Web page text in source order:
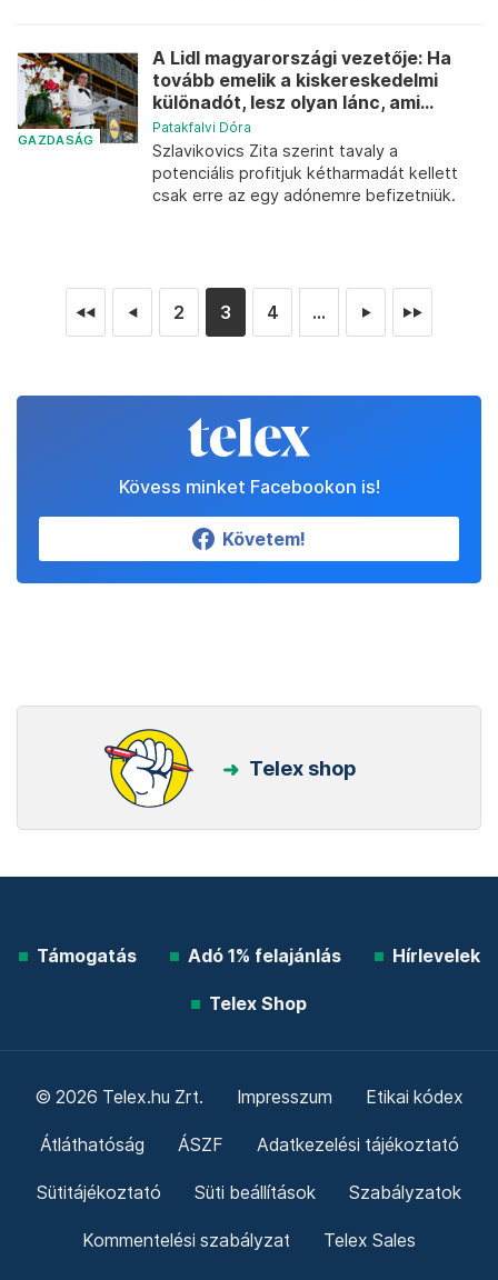
GAZDASÁG
A Lidl magyarországi vezetője: Ha
tovább emelik a kiskereskedelmi
különadót, lesz olyan lánc, ami...
Patakfalvi Dóra
Szlavikovics Zita szerint tavaly a
potenciális profitjuk kétharmadát kellett
csak erre az egy adónemre befizetniük.
◄◄ ◄ 2 3 4 ... ► ►►
Kövess minket Facebookon is!
Követem!
Telex shop
Támogatás Adó 1% felajánlás Hírlevelek
Telex Shop
© 2026 Telex.hu Zrt. Impresszum Etikai kódex
Átláthatóság ÁSZF Adatkezelési tájékoztató
Sütitájékoztató Süti beállítások Szabályzatok
Kommentelési szabályzat Telex Sales